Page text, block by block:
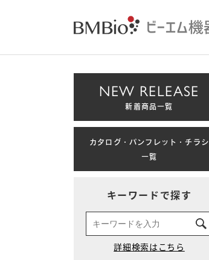
NEW RELEASE
新着商品一覧
カタログ・パンフレット・チラシ
一覧
キーワードで探す